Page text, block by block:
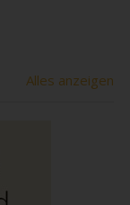
Alles anzeigen